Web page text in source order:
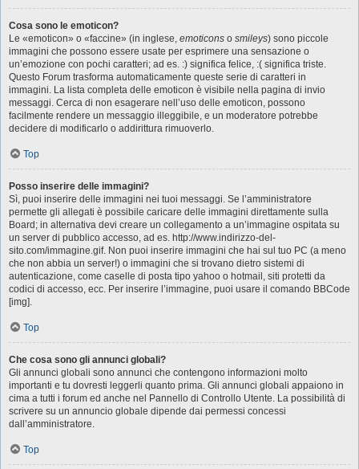
Cosa sono le emoticon?
Le «emoticon» o «faccine» (in inglese, emoticons o smileys) sono piccole
immagini che possono essere usate per esprimere una sensazione o
un’emozione con pochi caratteri; ad es. :) significa felice, :( significa triste.
Questo Forum trasforma automaticamente queste serie di caratteri in
immagini. La lista completa delle emoticon è visibile nella pagina di invio
messaggi. Cerca di non esagerare nell’uso delle emoticon, possono
facilmente rendere un messaggio illeggibile, e un moderatore potrebbe
decidere di modificarlo o addirittura rimuoverlo.
Top
Posso inserire delle immagini?
Sì, puoi inserire delle immagini nei tuoi messaggi. Se l’amministratore
permette gli allegati è possibile caricare delle immagini direttamente sulla
Board; in alternativa devi creare un collegamento a un’immagine ospitata su
un server di pubblico accesso, ad es. http://www.indirizzo-del-
sito.com/immagine.gif. Non puoi inserire immagini che hai sul tuo PC (a meno
che non abbia un server!) o immagini che si trovano dietro sistemi di
autenticazione, come caselle di posta tipo yahoo o hotmail, siti protetti da
codici di accesso, ecc. Per inserire l’immagine, puoi usare il comando BBCode
[img].
Top
Che cosa sono gli annunci globali?
Gli annunci globali sono annunci che contengono informazioni molto
importanti e tu dovresti leggerli quanto prima. Gli annunci globali appaiono in
cima a tutti i forum ed anche nel Pannello di Controllo Utente. La possibilità di
scrivere su un annuncio globale dipende dai permessi concessi
dall’amministratore.
Top